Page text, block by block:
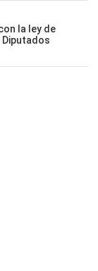
la ley de